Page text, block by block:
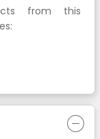
from this